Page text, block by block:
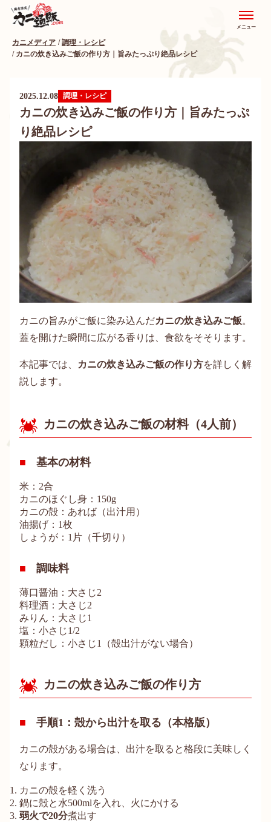
メニュー
カニメディア
調理・レシピ
カニの炊き込みご飯の作り方｜旨みたっぷり絶品レシピ
2025.12.08 調理・レシピ
カニの炊き込みご飯の作り方｜旨みたっぷ
り絶品レシピ
カニの旨みがご飯に染み込んだカニの炊き込みご飯。
蓋を開けた瞬間に広がる香りは、食欲をそそります。
本記事では、 カニの炊き込みご飯の作り方を詳しく解
説します。
カニの炊き込みご飯の材料（4人前）
基本の材料
米：2合
カニのほぐし身：150g
カニの殻：あれば（出汁用）
油揚げ：1枚
しょうが：1片（千切り）
調味料
薄口醤油：大さじ2
料理酒：大さじ2
みりん：大さじ1
塩：小さじ1/2
顆粒だし：小さじ1（殻出汁がない場合）
カニの炊き込みご飯の作り方
手順1：殻から出汁を取る（本格版）
カニの殻がある場合は、出汁を取ると格段に美味しく
なります。
カニの殻を軽く洗う
鍋に殻と水500mlを入れ、火にかける
弱火で20分煮出す